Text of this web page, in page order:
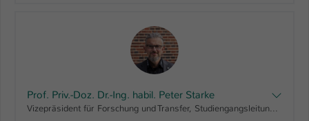
Prof. Priv.-Doz. Dr.-Ing. habil. Peter Starke
Vizepräsident für Forschung und Transfer, Studiengangsleitung "Maschinenbau, Bachelor", Fachbereichsrat AING